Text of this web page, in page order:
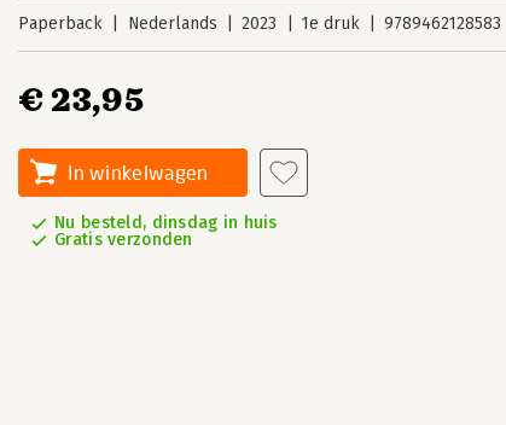
Paperback Nederlands 2023 1e druk 9789462128583
€ 23,95
In winkelwagen
Nu besteld, dinsdag in huis
Gratis verzonden